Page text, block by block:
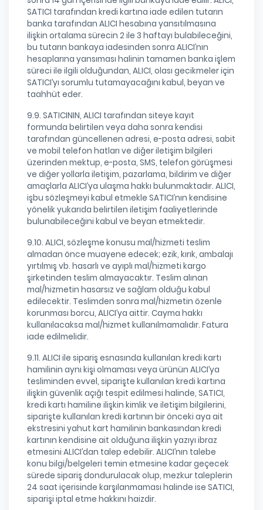
SATICI tarafından kredi kartına iade edilen tutarın
banka tarafından ALICI hesabına yansıtılmasına
ilişkin ortalama sürecin 2 ile 3 haftayı bulabileceğini,
bu tutarın bankaya iadesinden sonra ALICI’nın
hesaplarına yansıması halinin tamamen banka işlem
süreci ile ilgili olduğundan, ALICI, olası gecikmeler için
SATICI’yı sorumlu tutamayacağını kabul, beyan ve
taahhüt eder.
9.9. SATICININ, ALICI tarafından siteye kayıt
formunda belirtilen veya daha sonra kendisi
tarafından güncellenen adresi, e-posta adresi, sabit
ve mobil telefon hatları ve diğer iletişim bilgileri
üzerinden mektup, e-posta, SMS, telefon görüşmesi
ve diğer yollarla iletişim, pazarlama, bildirim ve diğer
amaçlarla ALICI’ya ulaşma hakkı bulunmaktadır. ALICI,
işbu sözleşmeyi kabul etmekle SATICI’nın kendisine
yönelik yukarıda belirtilen iletişim faaliyetlerinde
bulunabileceğini kabul ve beyan etmektedir.
9.10. ALICI, sözleşme konusu mal/hizmeti teslim
almadan önce muayene edecek; ezik, kırık, ambalajı
yırtılmış vb. hasarlı ve ayıplı mal/hizmeti kargo
şirketinden teslim almayacaktır. Teslim alınan
mal/hizmetin hasarsız ve sağlam olduğu kabul
edilecektir. Teslimden sonra mal/hizmetin özenle
korunması borcu, ALICI’ya aittir. Cayma hakkı
kullanılacaksa mal/hizmet kullanılmamalıdır. Fatura
iade edilmelidir.
9.11. ALICI ile sipariş esnasında kullanılan kredi kartı
hamilinin aynı kişi olmaması veya ürünün ALICI’ya
tesliminden evvel, siparişte kullanılan kredi kartına
ilişkin güvenlik açığı tespit edilmesi halinde, SATICI,
kredi kartı hamiline ilişkin kimlik ve iletişim bilgilerini,
siparişte kullanılan kredi kartının bir önceki aya ait
ekstresini yahut kart hamilinin bankasından kredi
kartının kendisine ait olduğuna ilişkin yazıyı ibraz
etmesini ALICI’dan talep edebilir. ALICI’nın talebe
konu bilgi/belgeleri temin etmesine kadar geçecek
sürede sipariş dondurulacak olup, mezkur taleplerin
24 saat içerisinde karşılanmaması halinde ise SATICI,
siparişi iptal etme hakkını haizdir.